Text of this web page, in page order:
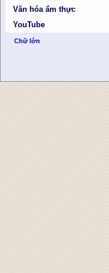
Văn hóa ẩm thực
YouTube
Chữ lớn